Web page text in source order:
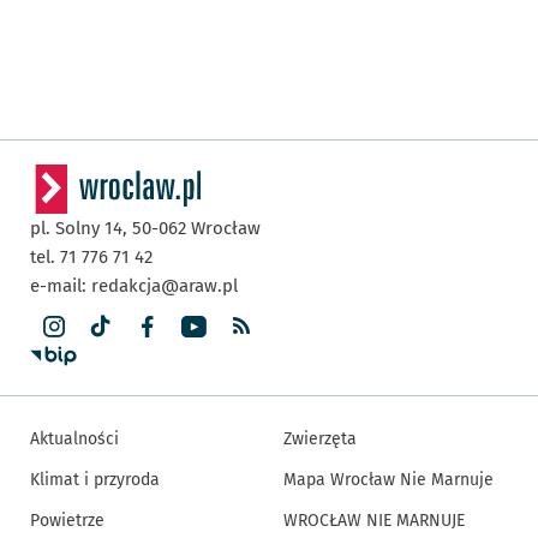
pl. Solny 14, 50-062 Wrocław
tel. 71 776 71 42
e-mail: redakcja@araw.pl
Aktualności
Klimat i przyroda
Powietrze
Zwierzęta
Mapa Wrocław Nie Marnuje
WROCŁAW NIE MARNUJE